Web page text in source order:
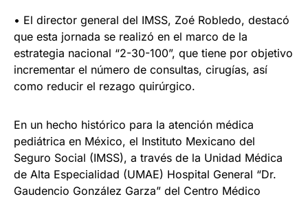
• El director general del IMSS, Zoé Robledo, destacó
que esta jornada se realizó en el marco de la
estrategia nacional “2-30-100”, que tiene por objetivo
incrementar el número de consultas, cirugías, así
como reducir el rezago quirúrgico.
En un hecho histórico para la atención médica
pediátrica en México, el Instituto Mexicano del
Seguro Social (IMSS), a través de la Unidad Médica
de Alta Especialidad (UMAE) Hospital General “Dr.
Gaudencio González Garza” del Centro Médico